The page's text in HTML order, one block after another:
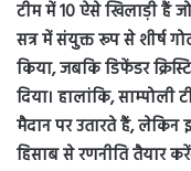
टीम में 10 ऐसे खिलाड़ी हैं
सत्र में संयुक्त रूप से शीर्ष
किया, जबकि डिफेंडर
दिया। हालांकि,
मैदान पर उतारते हैं, लेकिन
हिसाब से रणनीति तैयार